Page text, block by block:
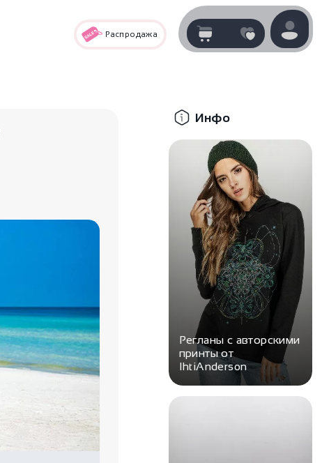
Распродажа
Корзина покупок пуста..
Инфо
Регланы с авторскими
принты от
IhtiAnderson